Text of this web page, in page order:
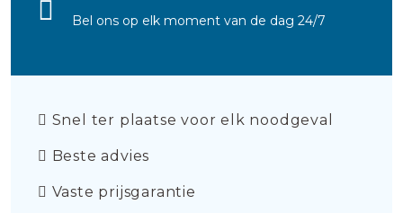
Bel ons op elk moment van de dag 24/7
Snel ter plaatse voor elk noodgeval
Beste advies
Vaste prijsgarantie